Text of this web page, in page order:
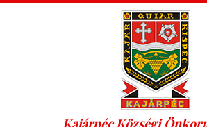
Kajárpéc Községi